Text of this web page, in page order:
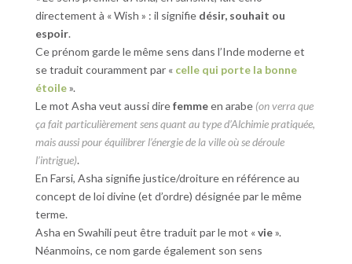
directement à « Wish » : il signifie désir, souhait ou
espoir.
Ce prénom garde le même sens dans l’Inde moderne et
se traduit couramment par « celle qui porte la bonne
étoile».
Le mot Asha veut aussi direfemmeen arabe (on verra que
ça fait particulièrement sens quant au type d’Alchimie pratiquée,
mais aussi pour équilibrer l’énergie de la ville où se déroule
l’intrigue).
En Farsi, Asha signifie justice/droiture en référence au
concept de loi divine (et d’ordre) désignée par le même
terme.
Asha en Swahili peut être traduit par le mot «vie».
Néanmoins, ce nom garde également son sens